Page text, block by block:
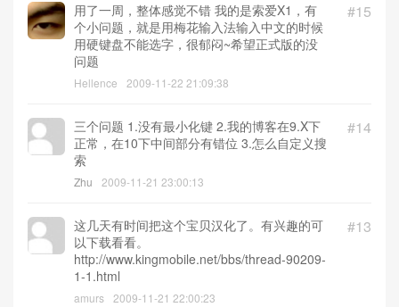
#15
用了一周，整体感觉不错 我的是索爱X1，有
个小问题，就是用梅花输入法输入中文的时候
用硬键盘不能选字，很郁闷~希望正式版的没
问题
Hellence 2009-11-22 21:09:38
#14
三个问题 1.没有最小化键 2.我的博客在9.X下
正常，在10下中间部分有错位 3.怎么自定义搜
索
Zhu 2009-11-21 23:00:13
#13
这几天有时间把这个宝贝汉化了。有兴趣的可
以下载看看。
http://www.kingmobile.net/bbs/thread-90209-
1-1.html
amurs 2009-11-21 22:00:23